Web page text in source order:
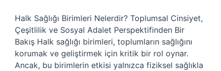
Halk Sağlığı Birimleri Nelerdir? Toplumsal Cinsiyet,
Çeşitlilik ve Sosyal Adalet Perspektifinden Bir
Bakış Halk sağlığı birimleri, toplumların sağlığını
korumak ve geliştirmek için kritik bir rol oynar.
Ancak, bu birimlerin etkisi yalnızca fiziksel sağlıkla